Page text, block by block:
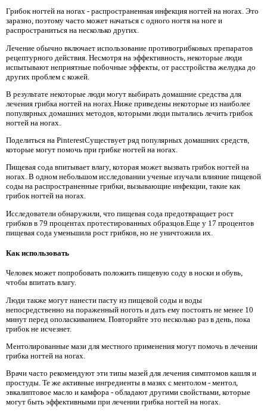
Грибок ногтей на ногах - распространенная инфекция ногтей на ногах. Это
заразно, поэтому часто может начаться с одного ногтя на ноге и
распространиться на несколько других.
Лечение обычно включает использование противогрибковых препаратов
рецептурного действия. Несмотря на эффективность, некоторые люди
испытывают неприятные побочные эффекты, от расстройства желудка до
других проблем с кожей.
В результате некоторые люди могут выбирать домашние средства для
лечения грибка ногтей на ногах.Ниже приведены некоторые из наиболее
популярных домашних методов, которыми люди пытались лечить грибок
ногтей на ногах.
Поделиться на PinterestСуществует ряд популярных домашних средств,
которые могут помочь при грибке ногтей на ногах.
Пищевая сода впитывает влагу, которая может вызвать грибок ногтей на
ногах. В одном небольшом исследовании ученые изучали влияние пищевой
соды на распространенные грибки, вызывающие инфекции, такие как
грибок ногтей на ногах.
Исследователи обнаружили, что пищевая сода предотвращает рост
грибков в 79 процентах протестированных образцов.Еще у 17 процентов
пищевая сода уменьшила рост грибков, но не уничтожила их.
Как использовать
Человек может попробовать положить пищевую соду в носки и обувь,
чтобы впитать влагу.
Люди также могут нанести пасту из пищевой соды и воды
непосредственно на пораженный ноготь и дать ему постоять не менее 10
минут перед ополаскиванием. Повторяйте это несколько раз в день, пока
грибок не исчезнет.
Ментолированные мази для местного применения могут помочь в лечении
грибка ногтей на ногах.
Врачи часто рекомендуют эти типы мазей для лечения симптомов кашля и
простуды. Те же активные ингредиенты в мазях с ментолом - ментол,
эвкалиптовое масло и камфора - обладают другими свойствами, которые
могут быть эффективными при лечении грибка ногтей на ногах.